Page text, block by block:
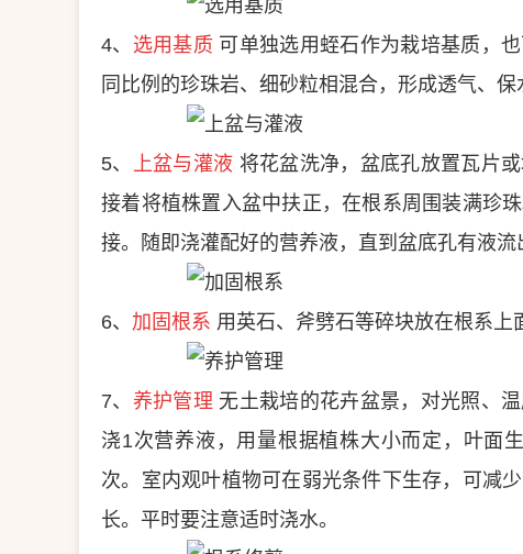
4、 选用基质 可单独选用蛭石作为栽培基质，
同比例的珍珠岩、细砂粒相混合，形成透气、保
5、 上盆与灌液 将花盆洗净，盆底孔放置瓦片
接着将植株置入盆中扶正，在根系周围装满珍
接。随即浇灌配好的营养液，直到盆底孔有液流
6、 加固根系 用英石、斧劈石等碎块放在根系上
7、 养护管理 无土栽培的花卉盆景，对光照、
浇1次营养液，用量根据植株大小而定，叶面
次。室内观叶植物可在弱光条件下生存，可减
长。平时要注意适时浇水。